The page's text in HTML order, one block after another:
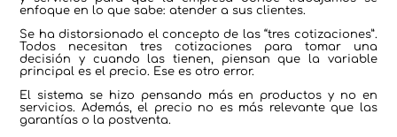
enfoque en lo que sabe: atender a sus clientes.
Se ha distorsionado el concepto de las “tres cotizaciones”.
Todos necesitan tres cotizaciones para tomar una
decisión y cuando las tienen, piensan que la variable
principal es el precio. Ese es otro error.
El sistema se hizo pensando más en productos y no en
servicios. Además, el precio no es más relevante que las
garantías o la postventa.